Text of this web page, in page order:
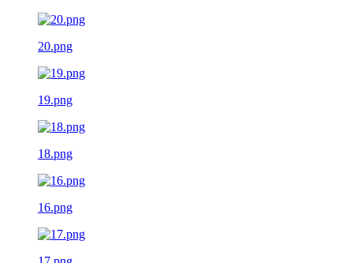
20.png
19.png
18.png
16.png